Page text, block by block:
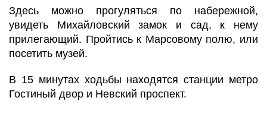
Здесь можно прогуляться по набережной,
увидеть Михайловский замок и сад, к нему
прилегающий. Пройтись к Марсовому полю, или
посетить музей.
В 15 минутах ходьбы находятся станции метро
Гостиный двор и Невский проспект.